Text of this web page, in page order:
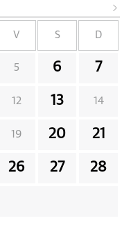
V S D
5 6 7
12 13 14
19 20 21
26 27 28